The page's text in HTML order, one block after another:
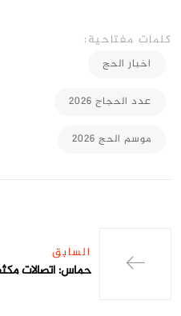
كلمات مفتاحية:
اخبار الحج
عدد الحجاج 2026
موسم الحج 2026
السابق
حماس: اتصالات